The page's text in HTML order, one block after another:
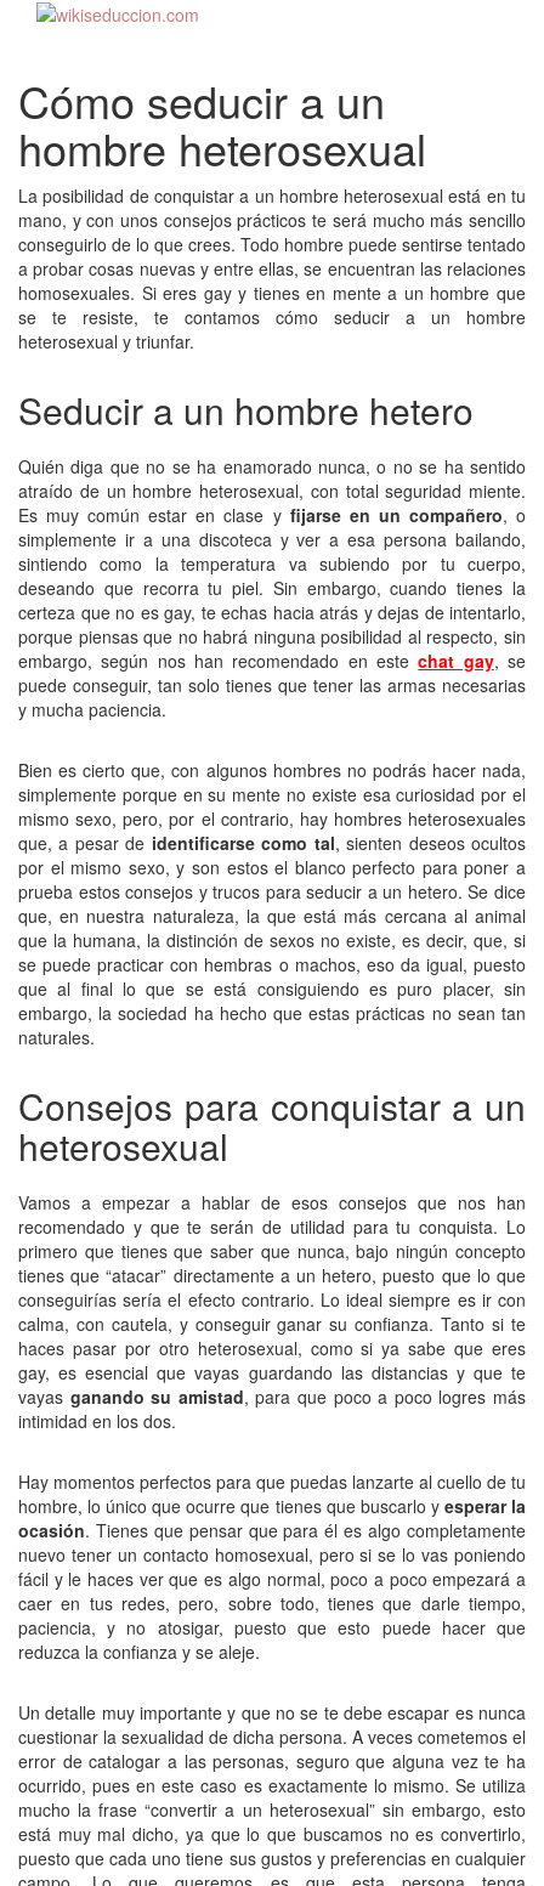
Cómo seducir a un
hombre heterosexual
La posibilidad de conquistar a un hombre heterosexual está en tu
mano, y con unos consejos prácticos te será mucho más sencillo
conseguirlo de lo que crees. Todo hombre puede sentirse tentado
a probar cosas nuevas y entre ellas, se encuentran las relaciones
homosexuales. Si eres gay y tienes en mente a un hombre que
se te resiste, te contamos cómo seducir a un hombre
heterosexual y triunfar.
Seducir a un hombre hetero
Quién diga que no se ha enamorado nunca, o no se ha sentido
atraído de un hombre heterosexual, con total seguridad miente.
Es muy común estar en clase y fijarse en un compañero, o
simplemente ir a una discoteca y ver a esa persona bailando,
sintiendo como la temperatura va subiendo por tu cuerpo,
deseando que recorra tu piel. Sin embargo, cuando tienes la
certeza que no es gay, te echas hacia atrás y dejas de intentarlo,
porque piensas que no habrá ninguna posibilidad al respecto, sin
embargo, según nos han recomendado en estechat gay, se
puede conseguir, tan solo tienes que tener las armas necesarias
y mucha paciencia.
Bien es cierto que, con algunos hombres no podrás hacer nada,
simplemente porque en su mente no existe esa curiosidad por el
mismo sexo, pero, por el contrario, hay hombres heterosexuales
que, a pesar de identificarse como tal, sienten deseos ocultos
por el mismo sexo, y son estos el blanco perfecto para poner a
prueba estos consejos y trucos para seducir a un hetero. Se dice
que, en nuestra naturaleza, la que está más cercana al animal
que la humana, la distinción de sexos no existe, es decir, que, si
se puede practicar con hembras o machos, eso da igual, puesto
que al final lo que se está consiguiendo es puro placer, sin
embargo, la sociedad ha hecho que estas prácticas no sean tan
naturales.
Consejos para conquistar a un
heterosexual
Vamos a empezar a hablar de esos consejos que nos han
recomendado y que te serán de utilidad para tu conquista. Lo
primero que tienes que saber que nunca, bajo ningún concepto
tienes que “atacar” directamente a un hetero, puesto que lo que
conseguirías sería el efecto contrario. Lo ideal siempre es ir con
calma, con cautela, y conseguir ganar su confianza. Tanto si te
haces pasar por otro heterosexual, como si ya sabe que eres
gay, es esencial que vayas guardando las distancias y que te
vayas ganando su amistad, para que poco a poco logres más
intimidad en los dos.
Hay momentos perfectos para que puedas lanzarte al cuello de tu
hombre, lo único que ocurre que tienes que buscarlo y esperar la
ocasión. Tienes que pensar que para él es algo completamente
nuevo tener un contacto homosexual, pero si se lo vas poniendo
fácil y le haces ver que es algo normal, poco a poco empezará a
caer en tus redes, pero, sobre todo, tienes que darle tiempo,
paciencia, y no atosigar, puesto que esto puede hacer que
reduzca la confianza y se aleje.
Un detalle muy importante y que no se te debe escapar es nunca
cuestionar la sexualidad de dicha persona. A veces cometemos el
error de catalogar a las personas, seguro que alguna vez te ha
ocurrido, pues en este caso es exactamente lo mismo. Se utiliza
mucho la frase “convertir a un heterosexual” sin embargo, esto
está muy mal dicho, ya que lo que buscamos no es convertirlo,
puesto que cada uno tiene sus gustos y preferencias en cualquier